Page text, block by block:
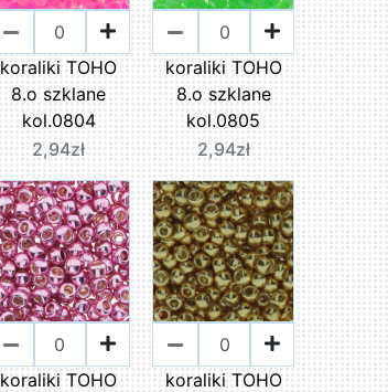
koraliki TOHO
8.o szklane
kol.0804
2,94zł
koraliki TOHO
8.o szklane
kol.0805
2,94zł
koraliki TOHO
koraliki TOHO